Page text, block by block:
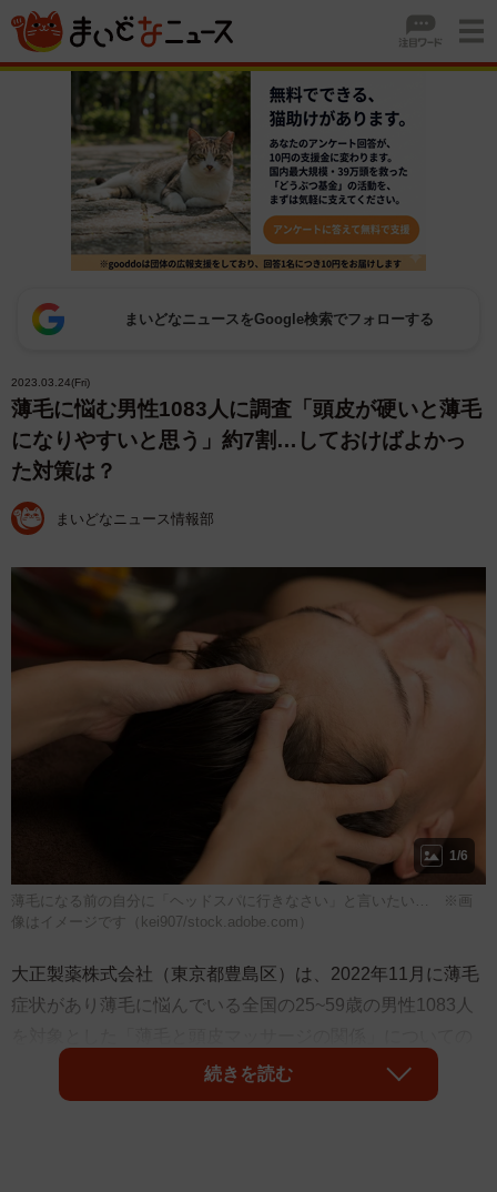
まいどなニュースをGoogle検索でフォローする
2023.03.24(Fri)
薄毛に悩む男性1083人に調査「頭皮が硬いと薄毛
になりやすいと思う」約7割…しておけばよかっ
た対策は？
まいどなニュース情報部
1/6
薄毛になる前の自分に「ヘッドスパに行きなさい」と言いたい… ※画
像はイメージです（kei907/stock.adobe.com）
大正製薬株式会社（東京都豊島区）は、2022年11月に薄毛
症状があり薄毛に悩んでいる全国の25~59歳の男性1083人
実態調査をインターネットで実施しました。その結果、約7
割の人が「頭皮が硬いと薄毛になりやすいと思う」と回答
続きを読む